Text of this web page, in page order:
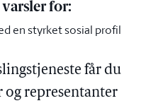
varsler for:
en styrket sosial profil
får du
og representanter